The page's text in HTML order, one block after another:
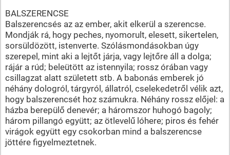
BALSZERENCSE
Balszerencsés az az ember, akit elkerül a szerencse.
Mondják rá, hogy peches, nyomorult, elesett, sikertelen,
sorsüldözött, istenverte. Szólásmondásokban úgy
szerepel, mint aki a lejtőt járja, vagy lejtőre áll a dolga;
rájár a rúd; beleütött az istennyila; rossz órában vagy
csillagzat alatt született stb. A babonás emberek jó
néhány dologról, tárgyról, állatról, cselekedetről vélik azt,
hogy balszerencsét hoz számukra. Néhány rossz előjel: a
házba berepülő denevér; a háromszor huhogó bagoly;
három pillangó együtt; az ötlevelű lóhere; piros és fehér
virágok együtt egy csokorban mind a balszerencse
jöttére figyelmeztetnek.